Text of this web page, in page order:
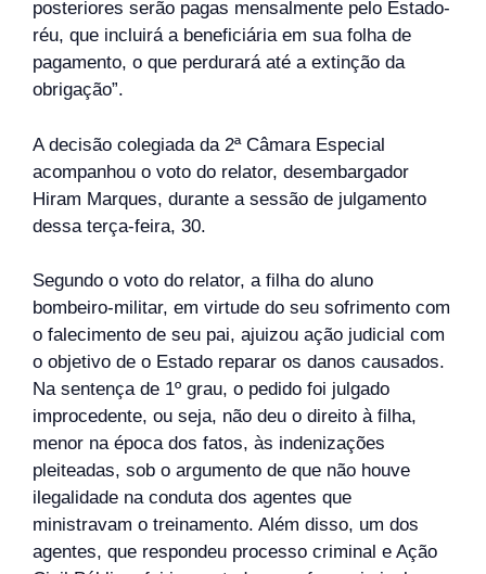
posteriores serão pagas mensalmente pelo Estado-
réu, que incluirá a beneficiária em sua folha de
pagamento, o que perdurará até a extinção da
obrigação”.
A decisão colegiada da 2ª Câmara Especial
acompanhou o voto do relator, desembargador
Hiram Marques, durante a sessão de julgamento
dessa terça-feira, 30.
Segundo o voto do relator, a filha do aluno
bombeiro-militar, em virtude do seu sofrimento com
o falecimento de seu pai, ajuizou ação judicial com
o objetivo de o Estado reparar os danos causados.
Na sentença de 1º grau, o pedido foi julgado
improcedente, ou seja, não deu o direito à filha,
menor na época dos fatos, às indenizações
pleiteadas, sob o argumento de que não houve
ilegalidade na conduta dos agentes que
ministravam o treinamento. Além disso, um dos
agentes, que respondeu processo criminal e Ação